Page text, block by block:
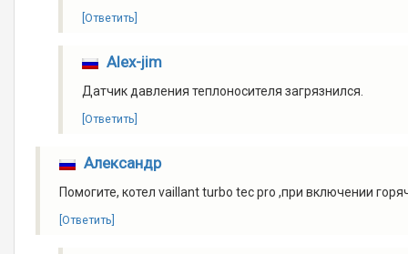
[Ответить]
Alex-jim
Датчик давления теплоносителя загрязнился.
[Ответить]
Александр
Помогите, котел vaillant turbo tec pro ,при включении
[Ответить]